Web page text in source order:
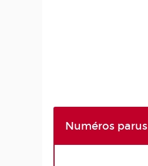
Numéros parus